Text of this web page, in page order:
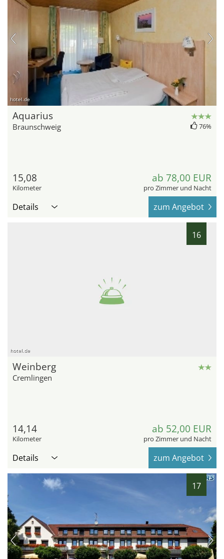
hotel.de
Aquarius
Braunschweig 76%
15,08
Kilometer
ab 78,00 EUR
pro Zimmer und Nacht
Details zum Angebot
16
hotel.de
Weinberg
Cremlingen
14,14
Kilometer
ab 52,00 EUR
pro Zimmer und Nacht
Details zum Angebot
17